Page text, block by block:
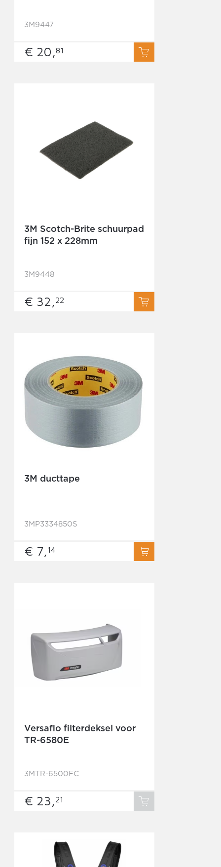
3M9447
€ 20,81
3M Scotch-Brite schuurpad
fijn 152 x 228mm
3M9448
€ 32,22
3M ducttape
3MP3334850S
€ 7,14
Versaflo filterdeksel voor
TR-6580E
3MTR-6500FC
€ 23,21